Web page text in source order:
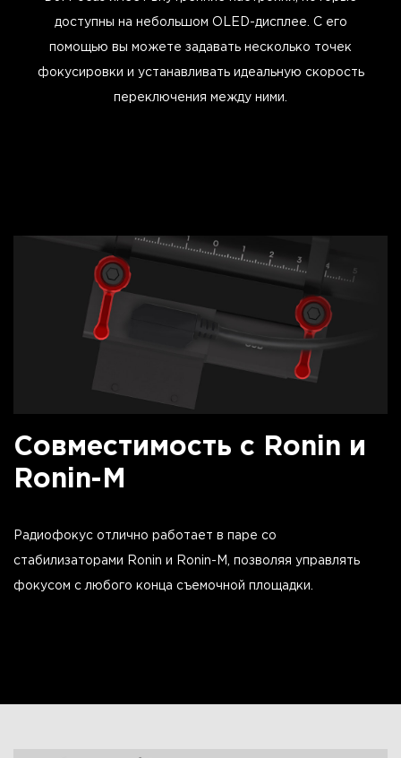
доступны на небольшом OLED-дисплее. С его
помощью вы можете задавать несколько точек
фокусировки и устанавливать идеальную скорость
переключения между ними.
Совместимость с Ronin и
Ronin-M
Радиофокус отлично работает в паре со
стабилизаторами Ronin и Ronin-M, позволяя управлять
фокусом с любого конца съемочной площадки.